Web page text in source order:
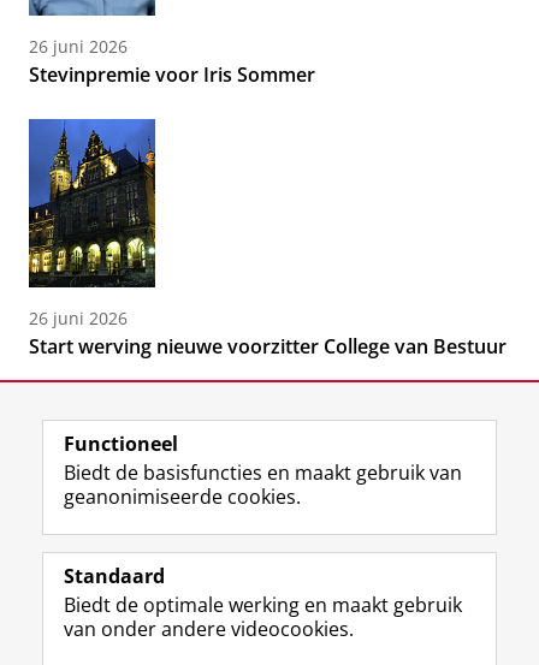
26 juni 2026
Stevinpremie voor Iris Sommer
26 juni 2026
Start werving nieuwe voorzitter College van Bestuur
Volg de RUG
F
a
e
b
L
i
k
e
R
S
-
f
I
n
t
Y
o
T
Studiekiezers
Functioneel
Biedt de basisfuncties en maakt gebruik van
geanonimiseerde cookies.
Standaard
Biedt de optimale werking en maakt gebruik
van onder andere videocookies.